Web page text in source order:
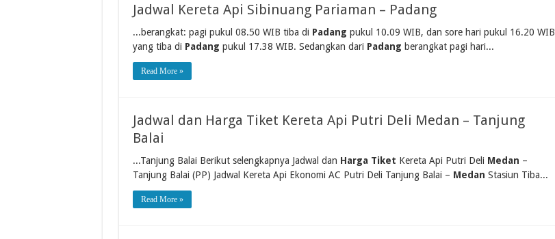
Jadwal Kereta Api Sibinuang Pariaman – Padang
...berangkat: pagi pukul 08.50 WIB tiba di Padang pukul 10.09 WIB, dan sore hari pukul 16.20 WIB
yang tiba di Padang pukul 17.38 WIB. Sedangkan dari Padang berangkat pagi hari...
Read More »
Jadwal dan Harga Tiket Kereta Api Putri Deli Medan – Tanjung
Balai
...Tanjung Balai Berikut selengkapnya Jadwal dan Harga Tiket Kereta Api Putri Deli Medan –
Tanjung Balai (PP) Jadwal Kereta Api Ekonomi AC Putri Deli Tanjung Balai – Medan Stasiun Tiba...
Read More »